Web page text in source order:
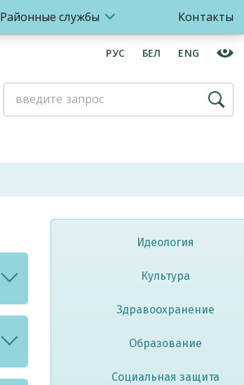
Районные службы Контакты
РУС БЕЛ ENG
Идеология
Культура
Здравоохранение
Образование
Социальная защита